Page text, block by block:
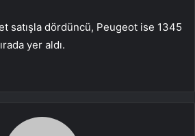
satışla dördüncü, Peugeot ise 1345
yer aldı.